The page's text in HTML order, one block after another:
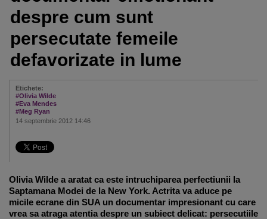
despre cum sunt
persecutate femeile
defavorizate in lume
Etichete:
#Olivia Wilde
#Eva Mendes
#Meg Ryan
14 septembrie 2012 14:46
Olivia Wilde a aratat ca este intruchiparea perfectiunii la
Saptamana Modei de la New York. Actrita va aduce pe
micile ecrane din SUA un documentar impresionant cu care
vrea sa atraga atentia despre un subiect delicat: persecutiile